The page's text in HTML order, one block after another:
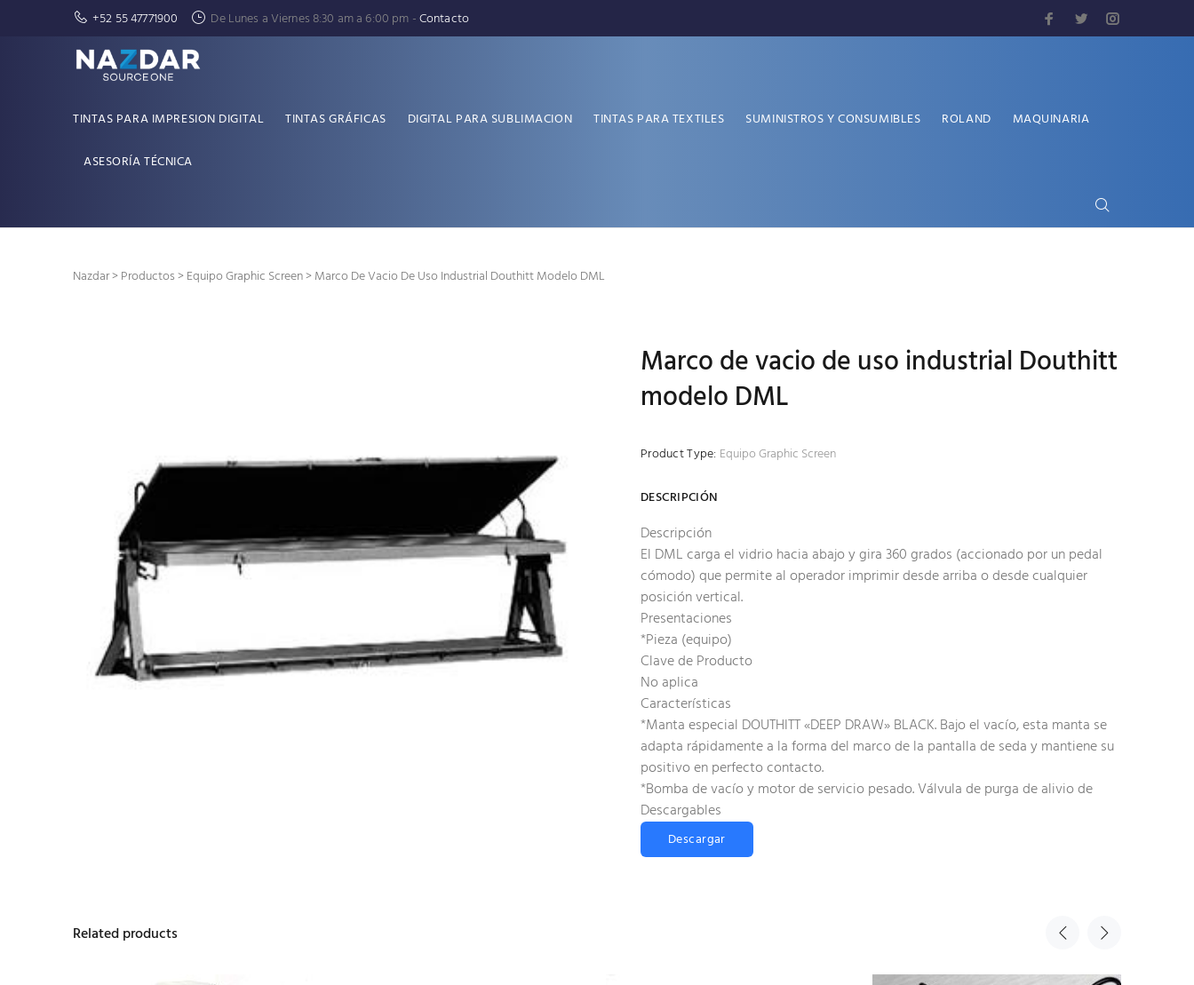
+52 55 47771900 De Lunes a Viernes 8:30 am a 6:00 pm -Contacto
TINTAS PARA IMPRESION DIGITAL TINTAS GRÁFICAS DIGITAL PARA SUBLIMACION TINTAS PARA TEXTILES SUMINISTROS Y CONSUMIBLES ROLAND MAQUINARIA
ASESORÍA TÉCNICA
Nazdar>Productos>Equipo Graphic Screen> Marco De Vacio De Uso Industrial Douthitt Modelo DML
Marco de vacio de uso industrial Douthitt
modelo DML
Product Type: Equipo Graphic Screen
DESCRIPCIÓN
Descripción
El DML carga el vidrio hacia abajo y gira 360 grados (accionado por un pedal
cómodo) que permite al operador imprimir desde arriba o desde cualquier
posición vertical.
Presentaciones
*Pieza (equipo)
Clave de Producto
No aplica
Características
*Manta especial DOUTHITT «DEEP DRAW» BLACK. Bajo el vacío, esta manta se
adapta rápidamente a la forma del marco de la pantalla de seda y mantiene su
positivo en perfecto contacto.
*Bomba de vacío y motor de servicio pesado. Válvula de purga de alivio de
Descargables
Descargar
Related products